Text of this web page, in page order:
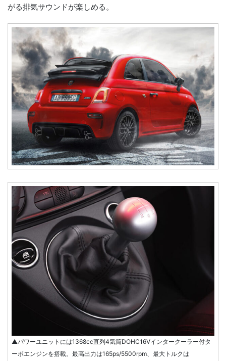
がる排気サウンドが楽しめる。
▲パワーユニットには1368cc直列4気筒DOHC16Vインタークーラー付タ
ーボエンジンを搭載。最高出力は165ps/5500rpm、最大トルクは